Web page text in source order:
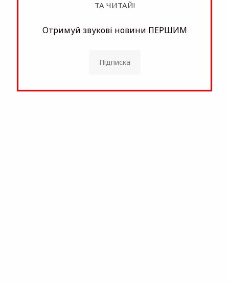
ТА ЧИТАЙ!
Отримуй звукові новини ПЕРШИМ
Підписка